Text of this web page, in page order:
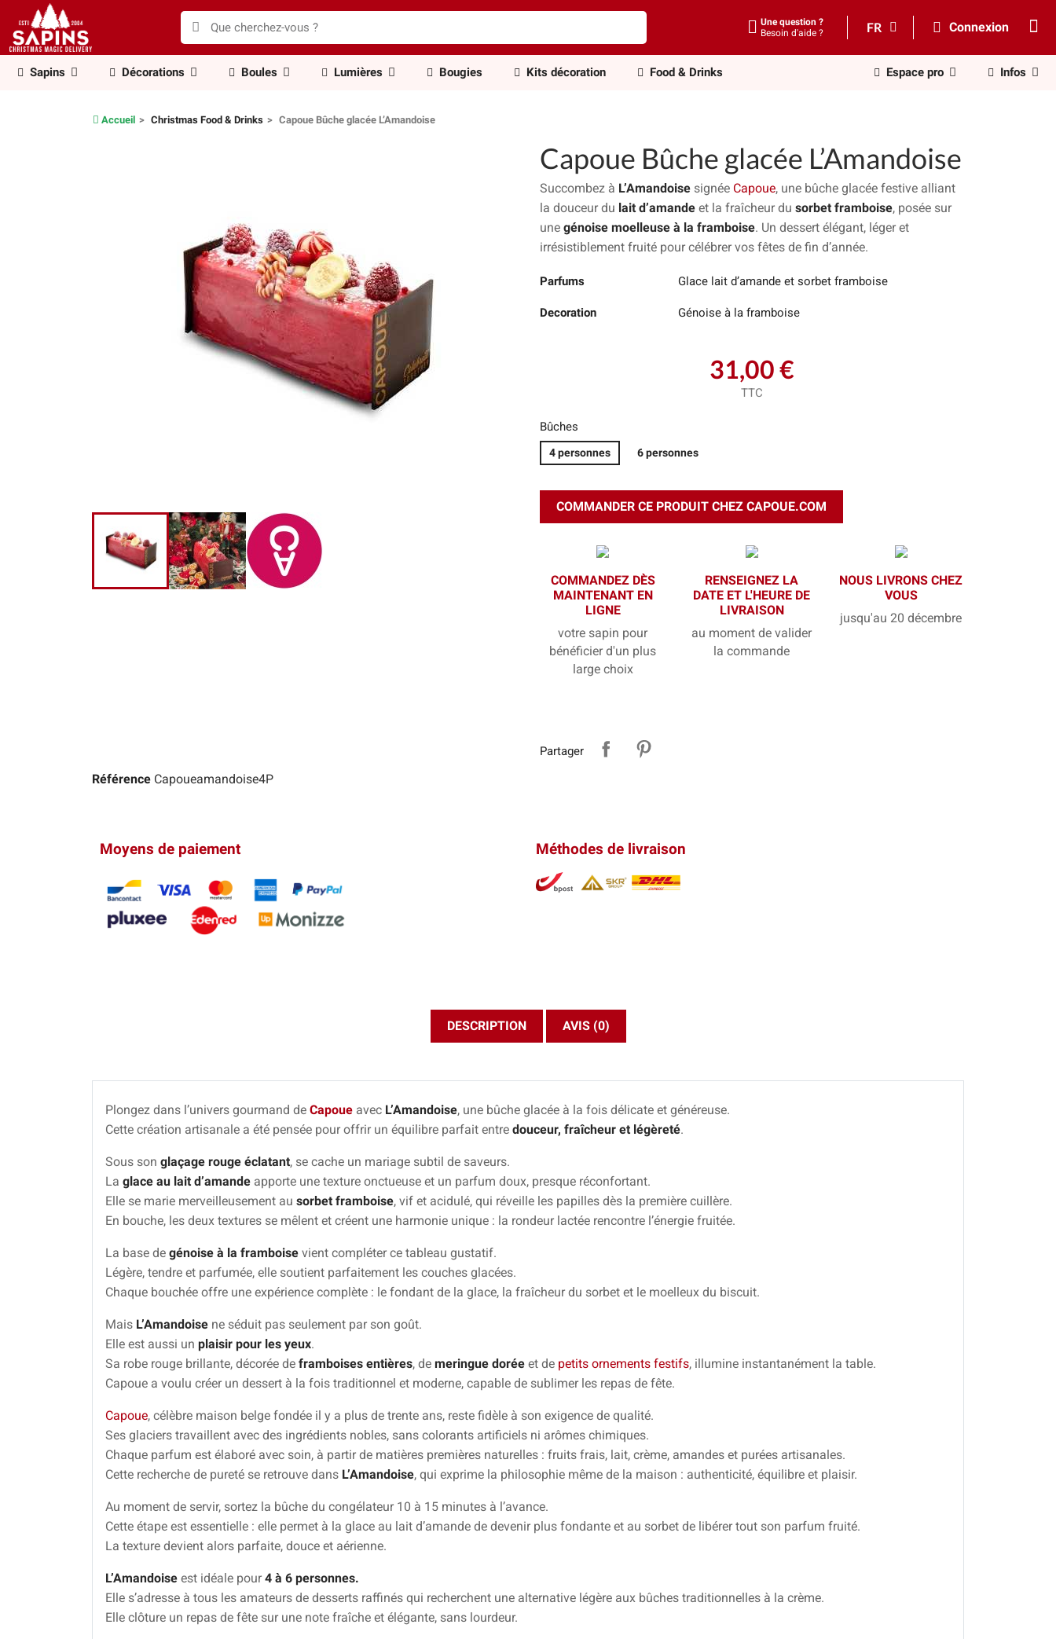
Une question ?
Besoin d'aide ?
FR Connexion
Sapins Décorations Boules Lumières Bougies Kits décoration Food & Drinks Espace pro Infos
Accueil Christmas Food & Drinks Capoue Bûche glacée L’Amandoise
Capoue Bûche glacée L’Amandoise
Succombez à L’Amandoise signée Capoue, une bûche glacée festive alliant
la douceur du lait d’amande et la fraîcheur du sorbet framboise, posée sur
une génoise moelleuse à la framboise. Un dessert élégant, léger et
irrésistiblement fruité pour célébrer vos fêtes de fin d’année.
Parfums Glace lait d’amande et sorbet framboise
Decoration Génoise à la framboise
31,00 €
TTC
Bûches
4 personnes 6 personnes
COMMANDER CE PRODUIT CHEZ CAPOUE.COM
COMMANDEZ DÈS
MAINTENANT EN
LIGNE
votre sapin pour
bénéficier d'un plus
large choix
RENSEIGNEZ LA
DATE ET L'HEURE DE
LIVRAISON
au moment de valider
la commande
NOUS LIVRONS CHEZ
VOUS
jusqu'au 20 décembre
Partager
Référence Capoueamandoise4P
Moyens de paiement Méthodes de livraison
DESCRIPTION AVIS (0)
Plongez dans l’univers gourmand de Capoue avec L’Amandoise, une bûche glacée à la fois délicate et généreuse.
Cette création artisanale a été pensée pour offrir un équilibre parfait entre douceur, fraîcheur et légèreté.
Sous son glaçage rouge éclatant, se cache un mariage subtil de saveurs.
La glace au lait d’amande apporte une texture onctueuse et un parfum doux, presque réconfortant.
Elle se marie merveilleusement au sorbet framboise, vif et acidulé, qui réveille les papilles dès la première cuillère.
En bouche, les deux textures se mêlent et créent une harmonie unique : la rondeur lactée rencontre l’énergie fruitée.
La base de génoise à la framboise vient compléter ce tableau gustatif.
Légère, tendre et parfumée, elle soutient parfaitement les couches glacées.
Chaque bouchée offre une expérience complète : le fondant de la glace, la fraîcheur du sorbet et le moelleux du biscuit.
Mais L’Amandoise ne séduit pas seulement par son goût.
Elle est aussi un plaisir pour les yeux.
Sa robe rouge brillante, décorée de framboises entières, de meringue dorée et de petits ornements festifs, illumine instantanément la table.
Capoue a voulu créer un dessert à la fois traditionnel et moderne, capable de sublimer les repas de fête.
Capoue, célèbre maison belge fondée il y a plus de trente ans, reste fidèle à son exigence de qualité.
Ses glaciers travaillent avec des ingrédients nobles, sans colorants artificiels ni arômes chimiques.
Chaque parfum est élaboré avec soin, à partir de matières premières naturelles : fruits frais, lait, crème, amandes et purées artisanales.
Cette recherche de pureté se retrouve dans L’Amandoise, qui exprime la philosophie même de la maison : authenticité, équilibre et plaisir.
Au moment de servir, sortez la bûche du congélateur 10 à 15 minutes à l’avance.
Cette étape est essentielle : elle permet à la glace au lait d’amande de devenir plus fondante et au sorbet de libérer tout son parfum fruité.
La texture devient alors parfaite, douce et aérienne.
L’Amandoise est idéale pour4 à 6 personnes.
Elle s’adresse à tous les amateurs de desserts raffinés qui recherchent une alternative légère aux bûches traditionnelles à la crème.
Elle clôture un repas de fête sur une note fraîche et élégante, sans lourdeur.